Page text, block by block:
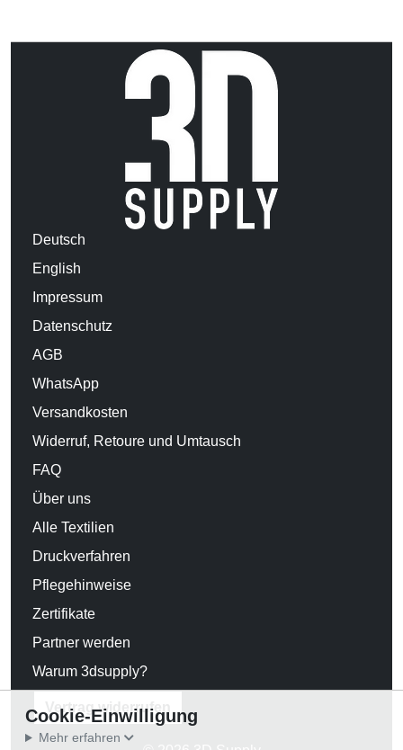
Deutsch
English
Impressum
Datenschutz
AGB
WhatsApp
Versandkosten
Widerruf, Retoure und Umtausch
FAQ
Über uns
Alle Textilien
Druckverfahren
Pflegehinweise
Zertifikate
Partner werden
Warum 3dsupply?
Vertrag widerrufen
Cookie-Einwilligung
Mehr erfahren